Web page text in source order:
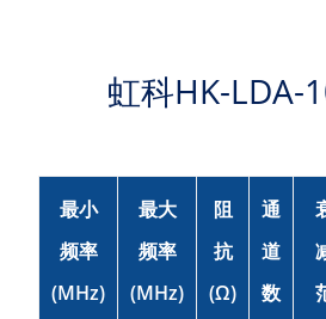
虹科HK-LDA-
最小
频率
(MHz)
最大
频率
(MHz)
阻
抗
(Ω)
通
道
数